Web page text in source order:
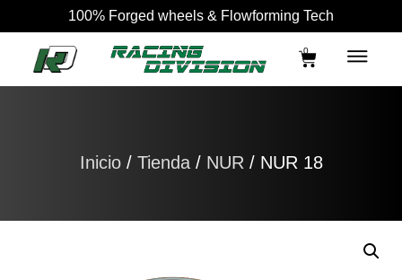
100% Forged wheels & Flowforming Tech
0
Inicio/ Tienda/ NUR / NUR 18